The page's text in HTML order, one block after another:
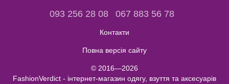
093 256 28 08 067 883 56 78
Контакти
Повна версія сайту
© 2016—2026
FashionVerdict - інтернет-магазин одягу, взуття та аксесуарів